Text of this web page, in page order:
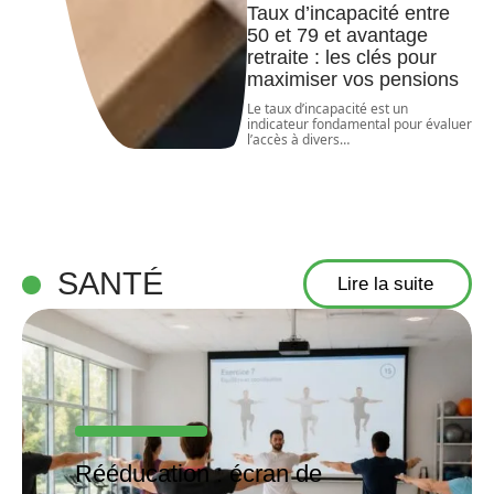
Taux d’incapacité entre
50 et 79 et avantage
retraite : les clés pour
maximiser vos pensions
Le taux d’incapacité est un
indicateur fondamental pour évaluer
l’accès à divers…
SANTÉ Lire la suite
Rééducation : écran de